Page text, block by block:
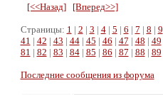
[<<Назад] [Вперед>>]
Страницы: 1 | 2 | 3 | 4| 5 | 6 | 7 | 8 | 9
41 | 42 | 43 | 44| 45 | 46 | 47 | 48 | 49
81 | 82 | 83 | 84| 85 | 86 | 87 | 88 | 89
Последние сообщения из форума